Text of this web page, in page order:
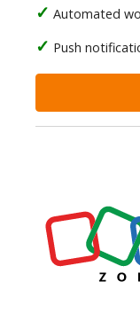
Automated
Push